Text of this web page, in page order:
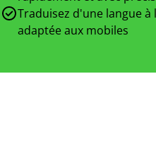
Traduisez d'une langue
adaptée aux mobiles